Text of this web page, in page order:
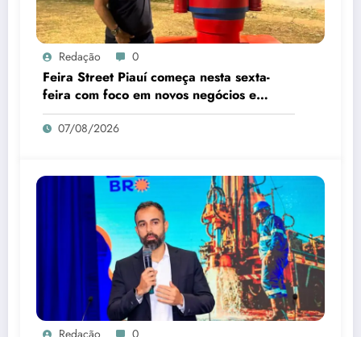
Redação 0
Feira Street Piauí começa nesta sexta-
feira com foco em novos negócios e
empreendedorismo
07/08/2026